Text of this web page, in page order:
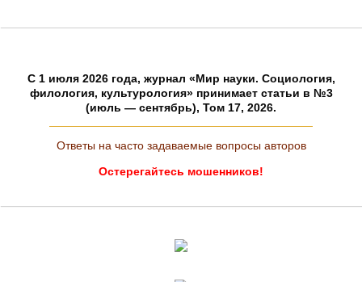
C 1 июля 2026 года, журнал «Мир науки. Социология,
филология, культурология» принимает статьи в №3
(июль — сентябрь), Том 17, 2026.
Ответы на часто задаваемые вопросы авторов
Остерегайтесь мошенников!